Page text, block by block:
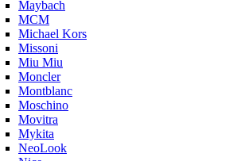
Maybach
MCM
Michael Kors
Missoni
Miu Miu
Moncler
Montblanc
Moschino
Movitra
Mykita
NeoLook